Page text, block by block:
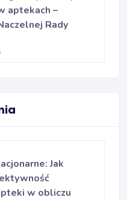
aptekach –
Rady
Jak
w obliczu